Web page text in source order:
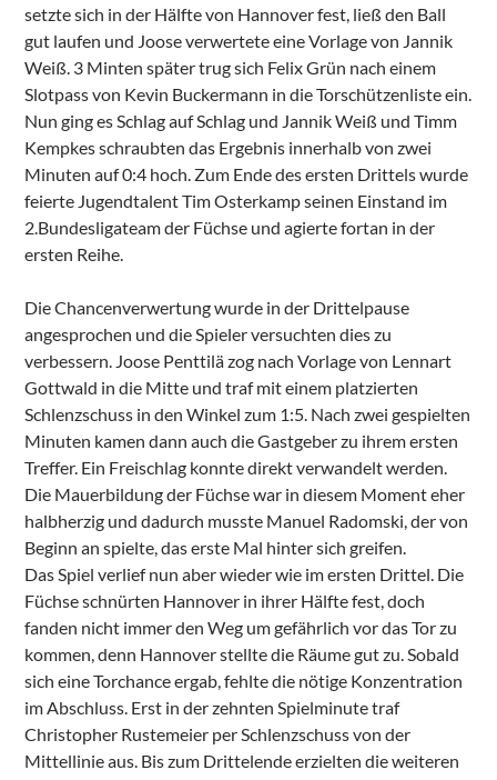
setzte sich in der Hälfte von Hannover fest, ließ den Ball
gut laufen und Joose verwertete eine Vorlage von Jannik
Weiß. 3 Minten später trug sich Felix Grün nach einem
Slotpass von Kevin Buckermann in die Torschützenliste ein.
Nun ging es Schlag auf Schlag und Jannik Weiß und Timm
Kempkes schraubten das Ergebnis innerhalb von zwei
Minuten auf 0:4 hoch. Zum Ende des ersten Drittels wurde
feierte Jugendtalent Tim Osterkamp seinen Einstand im
2.Bundesligateam der Füchse und agierte fortan in der
ersten Reihe.
Die Chancenverwertung wurde in der Drittelpause
angesprochen und die Spieler versuchten dies zu
verbessern. Joose Penttilä zog nach Vorlage von Lennart
Gottwald in die Mitte und traf mit einem platzierten
Schlenzschuss in den Winkel zum 1:5. Nach zwei gespielten
Minuten kamen dann auch die Gastgeber zu ihrem ersten
Treffer. Ein Freischlag konnte direkt verwandelt werden.
Die Mauerbildung der Füchse war in diesem Moment eher
halbherzig und dadurch musste Manuel Radomski, der von
Beginn an spielte, das erste Mal hinter sich greifen.
Das Spiel verlief nun aber wieder wie im ersten Drittel. Die
Füchse schnürten Hannover in ihrer Hälfte fest, doch
fanden nicht immer den Weg um gefährlich vor das Tor zu
kommen, denn Hannover stellte die Räume gut zu. Sobald
sich eine Torchance ergab, fehlte die nötige Konzentration
im Abschluss. Erst in der zehnten Spielminute traf
Christopher Rustemeier per Schlenzschuss von der
Mittellinie aus. Bis zum Drittelende erzielten die weiteren